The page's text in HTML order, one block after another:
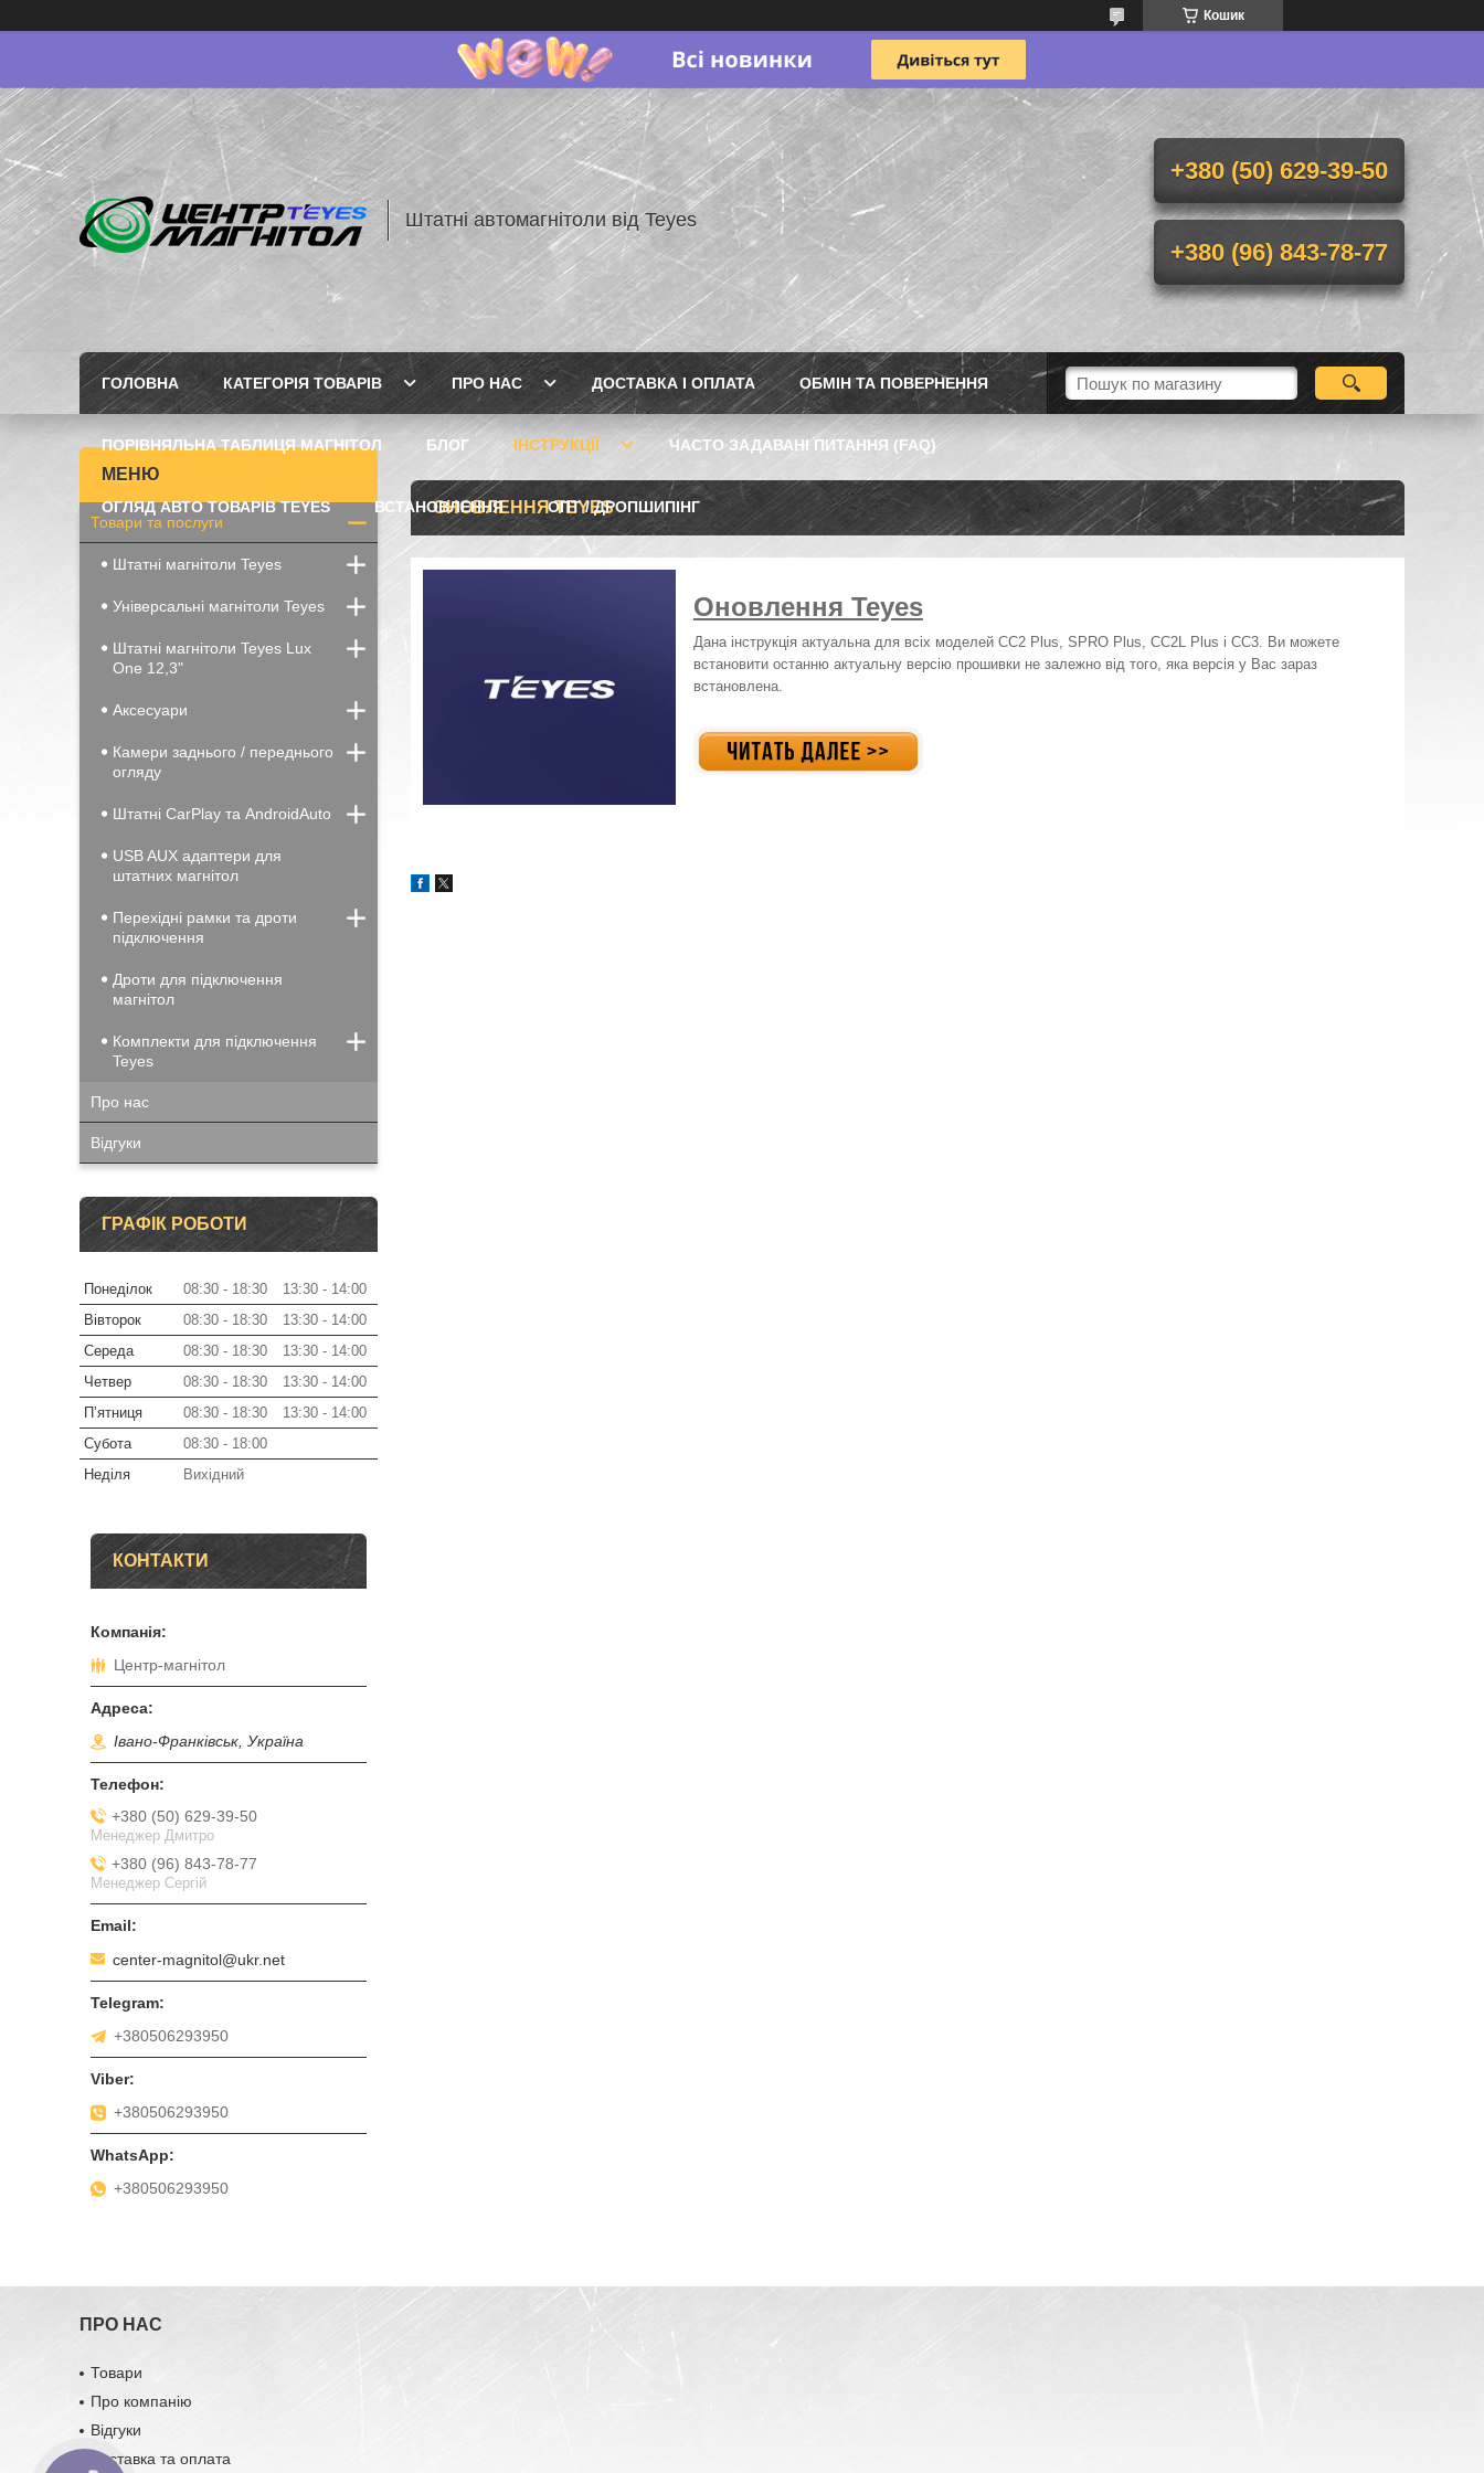
Кошик
Штатні автомагнітоли від Teyes
+380 (50) 629-39-50
+380 (96) 843-78-77
ГОЛОВНА КАТЕГОРІЯ ТОВАРІВ ПРО НАС ДОСТАВКА І ОПЛАТА ОБМІН ТА ПОВЕРНЕННЯ
ПОРІВНЯЛЬНА ТАБЛИЦЯ МАГНІТОЛ БЛОГ ІНСТРУКЦІЇ ЧАСТО ЗАДАВАНІ ПИТАННЯ (FAQ)
ОГЛЯД АВТО ТОВАРІВ TEYES ВСТАНОВЛЕННЯ ОПТ / ДРОПШИПІНГ
ОНОВЛЕННЯ TEYES
Оновлення Teyes
Дана інструкція актуальна для всіх моделей CC2 Plus, SPRO Plus, CC2L Plus і CC3. Ви можете
встановити останню актуальну версію прошивки не залежно від того, яка версія у Вас зараз
встановлена.
Товари та послуги
Штатні магнітоли Teyes
Універсальні магнітоли Teyes
Штатні магнітоли Teyes Lux
One 12,3"
Аксесуари
Камери заднього / переднього
огляду
Штатні CarPlay та AndroidAuto
USB AUX адаптери для
штатних магнітол
Перехідні рамки та дроти
підключення
Дроти для підключення
магнітол
Комплекти для підключення
Teyes
Про нас
Відгуки
ГРАФІК РОБОТИ
Понеділок 08:30 18:30 13:30
14:00
Вівторок
08:30 18:30 13:30
14:00
Середа
08:30 18:30 13:30
14:00
Четвер
08:30 18:30 13:30
14:00
Пʼятниця
08:30 18:30 13:30
14:00
Субота
08:30
18:00
Неділя
Вихідний
КОНТАКТИ
Центр-магнітол
Івано-Франківськ, Україна
+380 (50) 629-39-50
Менеджер Дмитро
+380 (96) 843-78-77
Менеджер Сергій
center-magnitol@ukr.net
+380506293950
+380506293950
+380506293950
ПРО НАС
Товари
Про компанію
Відгуки
Доставка та оплата